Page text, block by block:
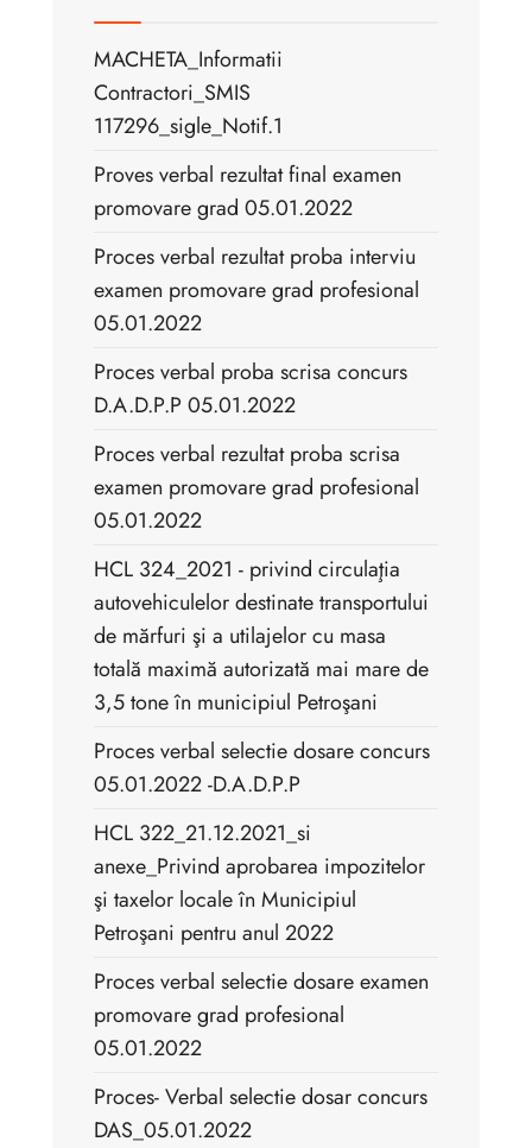
MACHETA_Informatii
Contractori_SMIS
117296_sigle_Notif.1
Proves verbal rezultat final examen
promovare grad 05.01.2022
Proces verbal rezultat proba interviu
examen promovare grad profesional
05.01.2022
Proces verbal proba scrisa concurs
D.A.D.P.P 05.01.2022
Proces verbal rezultat proba scrisa
examen promovare grad profesional
05.01.2022
HCL 324_2021 - privind circulaţia
autovehiculelor destinate transportului
de mărfuri şi a utilajelor cu masa
totală maximă autorizată mai mare de
3,5 tone în municipiul Petroşani
Proces verbal selectie dosare concurs
05.01.2022 -D.A.D.P.P
HCL 322_21.12.2021_si
anexe_Privind aprobarea impozitelor
şi taxelor locale în Municipiul
Petroşani pentru anul 2022
Proces verbal selectie dosare examen
promovare grad profesional
05.01.2022
Proces- Verbal selectie dosar concurs
DAS_05.01.2022